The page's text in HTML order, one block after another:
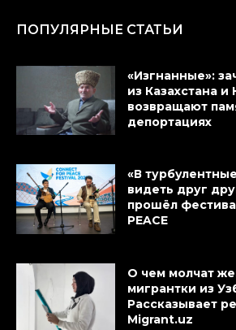
ПОПУЛЯРНЫЕ СТАТЬИ
«Изгнанные»:
из Казахстана
возвращают
депортациях
«В
видеть друг
прошёл
PEACE
О чем молчат
мигрантки из
Рассказывает
Migrant.uz